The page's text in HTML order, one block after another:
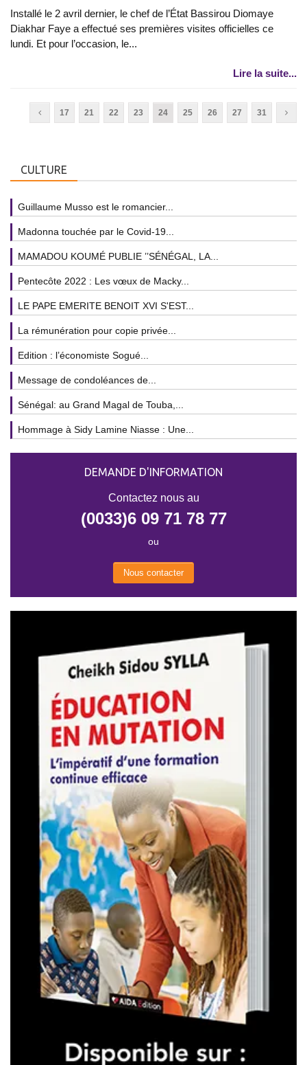
Installé le 2 avril dernier, le chef de l’État Bassirou Diomaye
Diakhar Faye a effectué ses premières visites officielles ce
lundi. Et pour l’occasion, le...
Lire la suite...
17 21 22 23 24 25 26 27 31
CULTURE
Guillaume Musso est le romancier...
Madonna touchée par le Covid-19...
MAMADOU KOUMÉ PUBLIE ’’SÉNÉGAL, LA...
Pentecôte 2022 : Les vœux de Macky...
LE PAPE EMERITE BENOIT XVI S'EST...
La rémunération pour copie privée...
Edition : l’économiste Sogué...
Message de condoléances de...
Sénégal: au Grand Magal de Touba,...
Hommage à Sidy Lamine Niasse : Une...
DEMANDE D'INFORMATION
Contactez nous au
(0033)6 09 71 78 77
ou
Nous contacter